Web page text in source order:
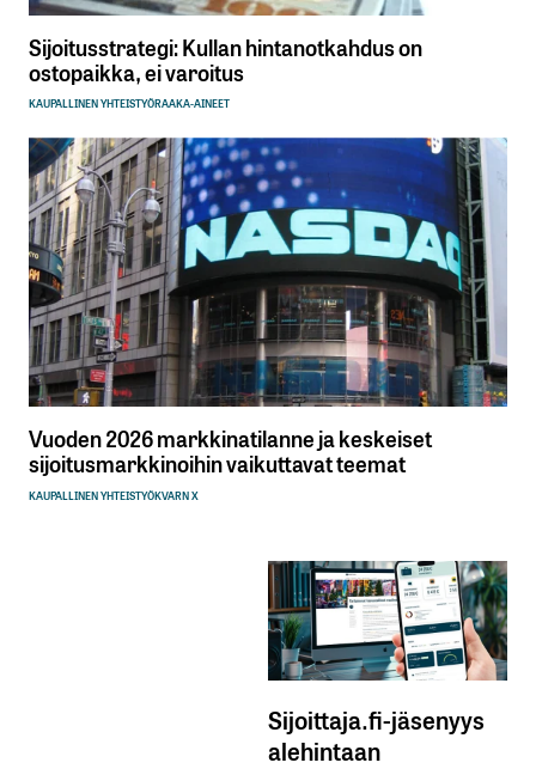
Sijoitusstrategi: Kullan hintanotkahdus on
ostopaikka, ei varoitus
KAUPALLINEN YHTEISTYÖRAAKA-AINEET
Vuoden 2026 markkinatilanne ja keskeiset
sijoitusmarkkinoihin vaikuttavat teemat
KAUPALLINEN YHTEISTYÖKVARN X
Sijoittaja.fi-jäsenyys
alehintaan